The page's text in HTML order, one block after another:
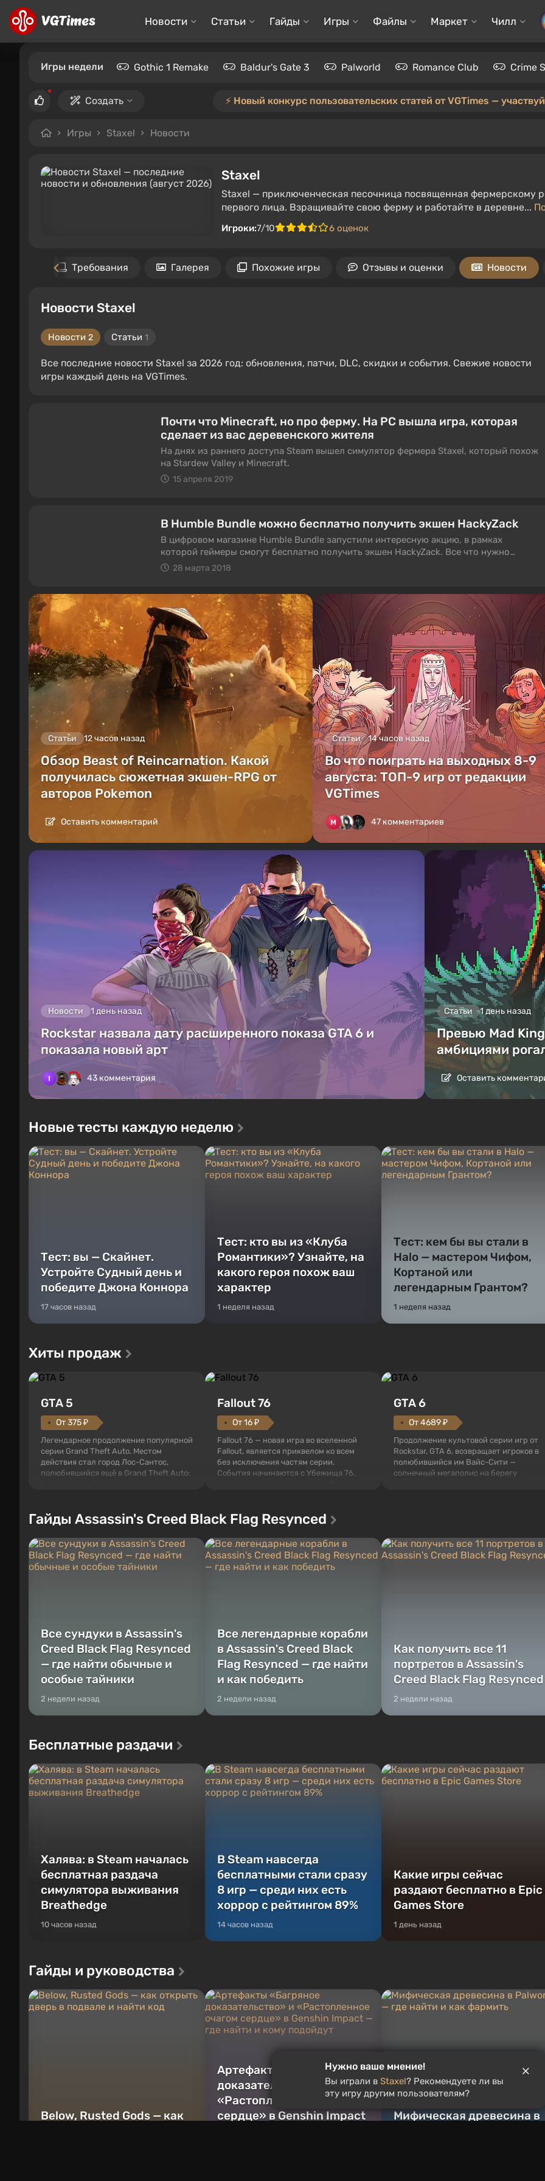
Новости Статьи Гайды Игры Файлы Маркет Чилл
Игры недели Gothic 1 Remake Baldur's Gate 3 Palworld Romance Club Crime
Создать ⚡️ Новый конкурс пользовательских статей от VGTimes —
Игры Staxel Новости
Staxel
Staxel — приключенческая песочница посвященная фермерскому
первого лица. Взращивайте свою ферму и работайте в деревне...
Игроки:7/10 6 оценок
Требования Галерея Похожие игры Отзывы и оценки Новости
Новости Staxel
Новости 2 Статьи 1
Все последние новости Staxel за 2026 год: обновления, патчи, DLC, скидки и события. Свежие новости
игры каждый день на VGTimes.
Почти что Minecraft, но про ферму. На PC вышла игра, которая
сделает из вас деревенского жителя
На днях из раннего доступа Steam вышел симулятор фермера Staxel, который похож
на Stardew Valley и Minecraft.
15 апреля 2019
В Humble Bundle можно бесплатно получить экшен HackyZack
В цифровом магазине Humble Bundle запустили интересную акцию, в рамках
которой геймеры смогут бесплатно получить экшен HackyZack. Все что нужно
сделать, это зайти на страничку магазина пять раз в течение пяти последующих
28 марта 2018
Статьи 12 часов назад
Обзор Beast of Reincarnation. Какой
получилась сюжетная экшен-RPG от
авторов Pokemon
Оставить комментарий
Статьи 14 часов назад
Во что поиграть на выходных 8-9
августа: ТОП-9 игр от редакции
VGTimes
47 комментариев
Новости 1 день назад
Rockstar назвала дату расширенного показа GTA 6 и
показала новый арт
43 комментария
Статьи 1 день назад
Превью Mad
амбициями
Оставить
Новые тесты каждую неделю
Тест: вы — Скайнет.
Устройте Судный день и
победите Джона Коннора
17 часов назад
Тест: кто вы из «Клуба
Романтики»? Узнайте, на
какого героя похож ваш
характер
1 неделя назад
Тест: кем бы вы стали в
Halo — мастером Чифом,
Кортаной или
легендарным Грантом?
1 неделя назад
Хиты продаж
GTA 5
От 375 ₽
Легендарное продолжение популярной
серии Grand Theft Auto. Местом
действия стал город Лос-Сантос,
полюбившийся ещё в Grand Theft Auto:
которыми вы сможете переключаться в
любое время. Жанр и...
Fallout 76
От 16 ₽
Fallout 76 — новая игра во вселенной
Fallout, является приквелом ко всем
без исключения частям серии.
События начинаются с Убежища 76,
как на Америку упадут ядерные бомбы.
Место действия Fallout...
GTA 6
От 4689 ₽
Продолжение культовой серии игр от
Rockstar, GTA 6, возвращает игроков в
полюбившийся им Вайс-Сити —
солнечный мегаполис на берегу
неприятности. И...
Гайды Assassin's Creed Black Flag Resynced
Все сундуки в Assassin's
Creed Black Flag Resynced
— где найти обычные и
особые тайники
2 недели назад
Все легендарные корабли
в Assassin's Creed Black
Flag Resynced — где найти
и как победить
2 недели назад
Как получить все 11
портретов в Assassin's
Creed Black Flag Resynced
2 недели назад
Бесплатные раздачи
Халява: в Steam началась
бесплатная раздача
симулятора выживания
Breathedge
10 часов назад
В Steam навсегда
бесплатными стали сразу
8 игр — среди них есть
хоррор с рейтингом 89%
14 часов назад
Какие игры сейчас
раздают бесплатно в Epic
Games Store
1 день назад
Гайды и руководства
Below, Rusted Gods — как
Артефакты «Багряное
доказательство» и
«Растопленное очагом
сердце» в Genshin Impact
Мифическая древесина в
Нужно ваше мнение!
Вы играли в Staxel? Рекомендуете ли вы
эту игру другим пользователям?